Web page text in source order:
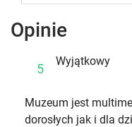
Opinie
5 Wyjątkowy
Muzeum jest
dorosłych jak i dla